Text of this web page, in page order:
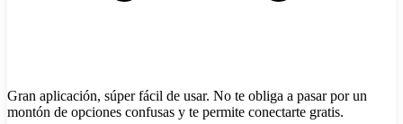
Gran aplicación, súper fácil de usar. No te obliga a pasar por un
montón de opciones confusas y te permite conectarte gratis.